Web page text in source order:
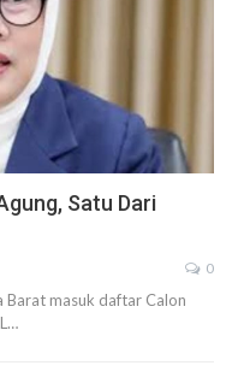
Satu Dari
0
Barat masuk daftar Calon